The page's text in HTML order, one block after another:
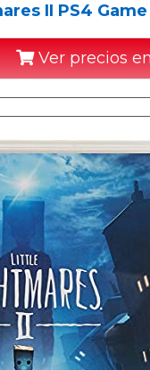
II PS4 Game
Ver precios